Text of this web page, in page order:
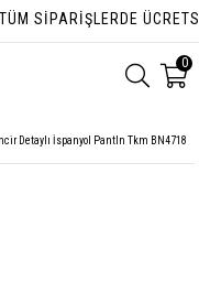
SIPARIŞLERDE
0
Detaylı İspanyol Pantln Tkm BN4718